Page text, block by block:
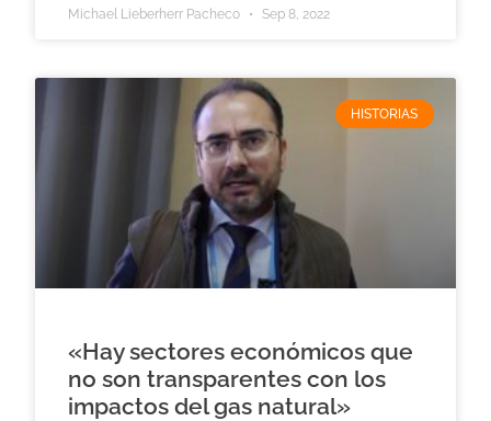
Michael Lieberherr Pacheco Sep 8, 2022
HISTORIAS
«Hay sectores económicos que
no son transparentes con los
impactos del gas natural»